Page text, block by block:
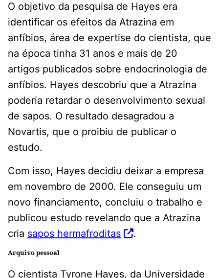
O objetivo da pesquisa de Hayes era
identificar os efeitos da Atrazina em
anfíbios, área de expertise do cientista, que
na época tinha 31 anos e mais de 20
artigos publicados sobre endocrinologia de
anfíbios. Hayes descobriu que a Atrazina
poderia retardar o desenvolvimento sexual
de sapos. O resultado desagradou a
Novartis, que o proibiu de publicar o
estudo.
Com isso, Hayes decidiu deixar a empresa
em novembro de 2000. Ele conseguiu um
novo financiamento, concluiu o trabalho e
publicou estudo revelando que a Atrazina
cria sapos hermafroditas .
Arquivo pessoal
O cientista Tyrone Hayes, da Universidade